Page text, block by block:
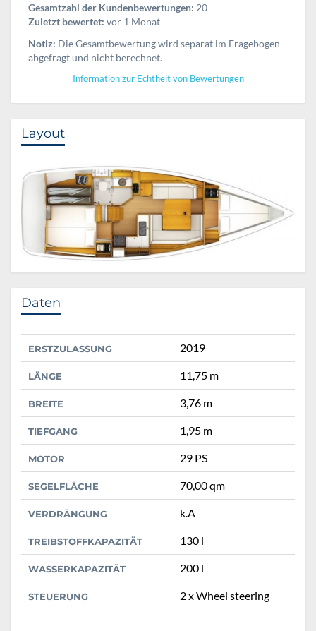
Gesamtzahl der Kundenbewertungen: 20
Zuletzt bewertet: vor 1 Monat
Notiz: Die Gesamtbewertung wird separat im Fragebogen
abgefragt und nicht berechnet.
Information zur Echtheit von Bewertungen
Layout
Daten
ERSTZULASSUNG 2019
LÄNGE 11,75 m
BREITE 3,76 m
TIEFGANG 1,95 m
MOTOR 29 PS
SEGELFLÄCHE 70,00 qm
VERDRÄNGUNG k.A
TREIBSTOFFKAPAZITÄT 130 l
WASSERKAPAZITÄT 200 l
STEUERUNG 2 x Wheel steering